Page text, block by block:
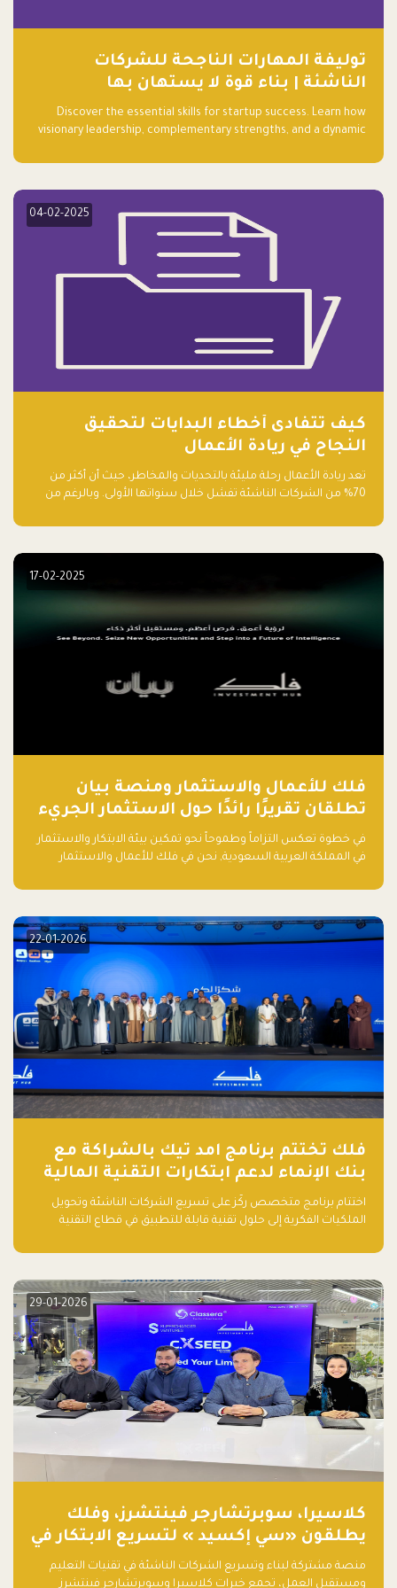
توليفة المهارات الناجحة للشركات
الناشئة | بناء قوة لا يستهان بها
Discover the essential skills for startup success. Learn how
visionary leadership, complementary strengths, and a dynamic
elevate your startup! Follow us @FalakHub
04-02-2025
كيف تتفادى أخطاء البدايات لتحقيق
النجاح في ريادة الأعمال
تعد ريادة الأعمال رحلة مليئة بالتحديات والمخاطر، حيث أن أكثر من
70% من الشركات الناشئة تفشل خلال سنواتها الأولى. وبالرغم من
الكثيرون في بداية رحلتهم، وهي التي قد تعرقل نجاحهم. في هذا
17-02-2025
فلك للأعمال والاستثمار ومنصة بيان
تطلقان تقريرًا رائدًا حول الاستثمار الجريء
في الذكاء الاصطناعي بالمملكة العربية
السعودية
في خطوة تعكس التزاماً وطموحاً نحو تمكين بيئة الابتكار والاستثمار
في المملكة العربية السعودية, نحن في فلك للأعمال والاستثمار
الذكاء الاصطناعي: خارطة الطريق للمستثمرين ورواد الأعمال في
22-01-2026
فلك تختتم برنامج امد تيك بالشراكة مع
بنك الإنماء لدعم ابتكارات التقنية المالية
اختتام برنامج متخصص ركّز على تسريع الشركات الناشئة وتحويل
الملكيات الفكرية إلى حلول تقنية قابلة للتطبيق في قطاع التقنية
29-01-2026
كلاسيرا، سوبرتشارجر فينتشرز، وفلك
يطلقون «سي إكسيد » لتسريع الابتكار في
تقنيات التعليم ومستقبل العمل
منصة مشتركة لبناء وتسريع الشركات الناشئة في تقنيات التعليم
ومستقبل العمل، تجمع خبرات كلاسيرا وسوبرتشارجر فينتشرز